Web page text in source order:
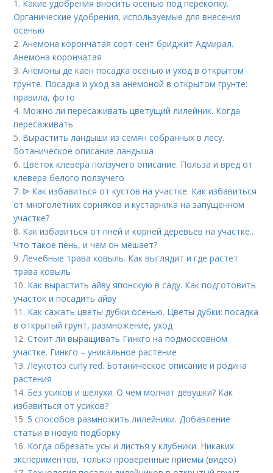
1. Какие удобрения вносить осенью под перекопку.
Органические удобрения, используемые для внесения
осенью
2.Анемона корончатая сорт сент бриджит Адмирал.
Анемона корончатая
3.Анемоны де каен посадка осенью и уход в открытом
грунте. Посадка и уход за анемоной в открытом грунте:
правила, фото
4. Можно ли пересаживать цветущий лилейник. Когда
пересаживать
5. Вырастить ландыши из семян собранных в лесу.
Ботаническое описание ландыша
6. Цветок клевера ползучего описание. Польза и вред от
клевера белого ползучего
7. ᐉ Как избавиться от кустов на участке. Как избавиться
от многолетних сорняков и кустарника на запущенном
участке?
8. Как избавиться от пней и корней деревьев на участке..
Что такое пень, и чем он мешает?
9.Лечебные трава ковыль. Как выглядит и где растет
трава ковыль
10. Как вырастить айву японскую в саду. Как подготовить
участок и посадить айву
11. Как сажать цветы дубки осенью. Цветы дубки: посадка
в открытый грунт, размножение, уход
12.Стоит ли выращивать Гинкго на подмосковном
участке. Гинкго – уникальное растение
13.Леукотоэ curly red. Ботаническое описание и родина
растения
14. Без усиков и шелухи. О чем молчат девушки? Как
избавиться от усиков?
15. 5 способов размножить лилейники. Добавление
статьи в новую подборку
16. Когда обрезать усы и листья у клубники. Никаких
экспериментов, только проверенные приемы (видео)